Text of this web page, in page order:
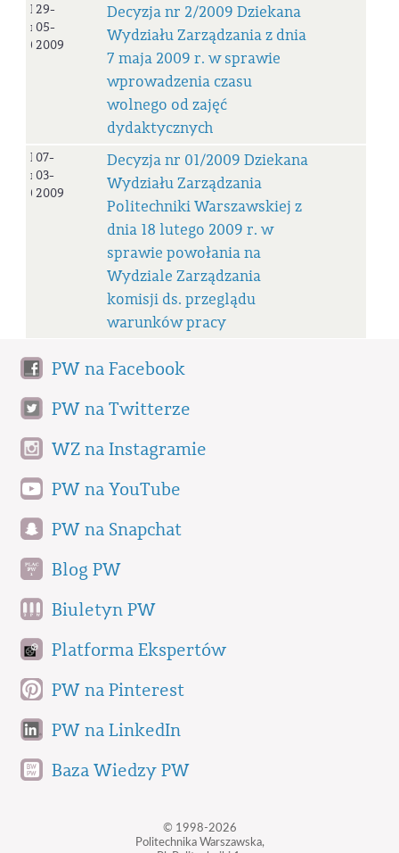
Decyzja
nr
02/2009
29-
05-
2009
Decyzja nr 2/2009 Dziekana
Wydziału Zarządzania z dnia
7 maja 2009 r. w sprawie
wprowadzenia czasu
wolnego od zajęć
dydaktycznych
Decyzja
nr
01/2009
07-
03-
2009
Decyzja nr 01/2009 Dziekana
Wydziału Zarządzania
Politechniki Warszawskiej z
dnia 18 lutego 2009 r. w
sprawie powołania na
Wydziale Zarządzania
komisji ds. przeglądu
warunków pracy
PW na Facebook
PW na Twitterze
WZ na Instagramie
PW na YouTube
PW na Snapchat
Blog PW
Biuletyn PW
Platforma Ekspertów
PW na Pinterest
PW na LinkedIn
Baza Wiedzy PW
© 1998-2026
Politechnika Warszawska,